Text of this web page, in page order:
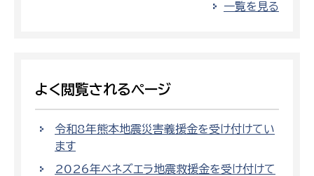
一覧を見る
よく閲覧されるページ
令和8年熊本地震災害義援金を受け付けてい
ます
2026年ベネズエラ地震救援金を受け付けて